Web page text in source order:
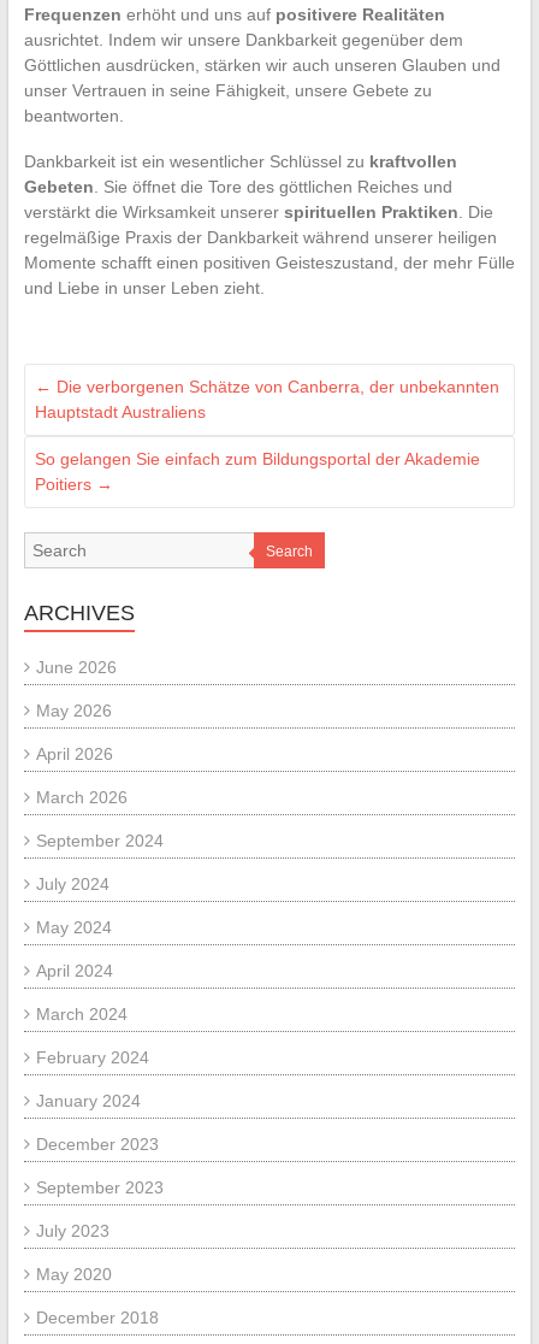
Frequenzen erhöht und uns auf positivere Realitäten
ausrichtet. Indem wir unsere Dankbarkeit gegenüber dem
Göttlichen ausdrücken, stärken wir auch unseren Glauben und
unser Vertrauen in seine Fähigkeit, unsere Gebete zu
beantworten.
Dankbarkeit ist ein wesentlicher Schlüssel zu kraftvollen
Gebeten . Sie öffnet die Tore des göttlichen Reiches und
verstärkt die Wirksamkeit unserer spirituellen Praktiken . Die
regelmäßige Praxis der Dankbarkeit während unserer heiligen
Momente schafft einen positiven Geisteszustand, der mehr Fülle
und Liebe in unser Leben zieht.
← Die verborgenen Schätze von Canberra, der unbekannten
Hauptstadt Australiens
So gelangen Sie einfach zum Bildungsportal der Akademie
Poitiers →
Search
ARCHIVES
June 2026
May 2026
April 2026
March 2026
September 2024
July 2024
May 2024
April 2024
March 2024
February 2024
January 2024
December 2023
September 2023
July 2023
May 2020
December 2018